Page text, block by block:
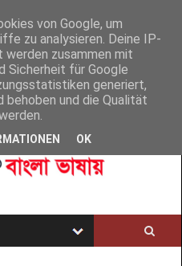
von Google, um
zu analysieren. Deine IP-
werden zusammen mit
Sicherheit für Google
generiert,
behoben und die Qualität
OK